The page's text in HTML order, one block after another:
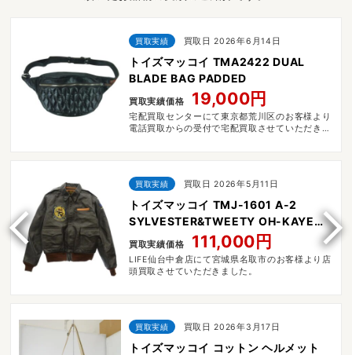
買取実績 買取日 2026年6月14日
トイズマッコイ TMA2422 DUAL
BLADE BAG PADDED
買取実績価格 19,000円
宅配買取センターにて東京都荒川区のお客様より
電話買取からの受付で宅配買取させていただきま
買取実績 買取日 2026年5月11日
トイズマッコイ TMJ-1601 A-2
SYLVESTER&TWEETY OH-KAYE
BABY
買取実績価格 111,000円
LIFE仙台中倉店にて宮城県名取市のお客様より店
頭買取させていただきました。
買取実績 買取日 2026年3月17日
トイズマッコイ コットン ヘルメット